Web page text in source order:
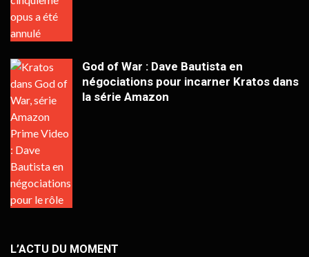
God of War : Dave Bautista en
négociations pour incarner Kratos dans
la série Amazon
L’ACTU DU MOMENT